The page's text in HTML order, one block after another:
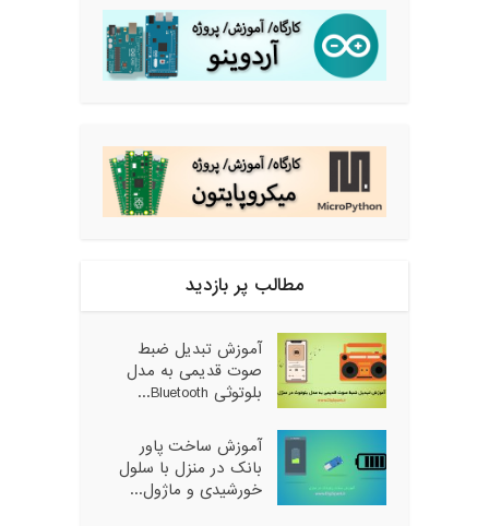
مطالب پر بازدید
آموزش تبدیل ضبط
صوت قدیمی به مدل
بلوتوثی Bluetooth...
آموزش ساخت پاور
بانک در منزل با سلول
خورشیدی و ماژول...